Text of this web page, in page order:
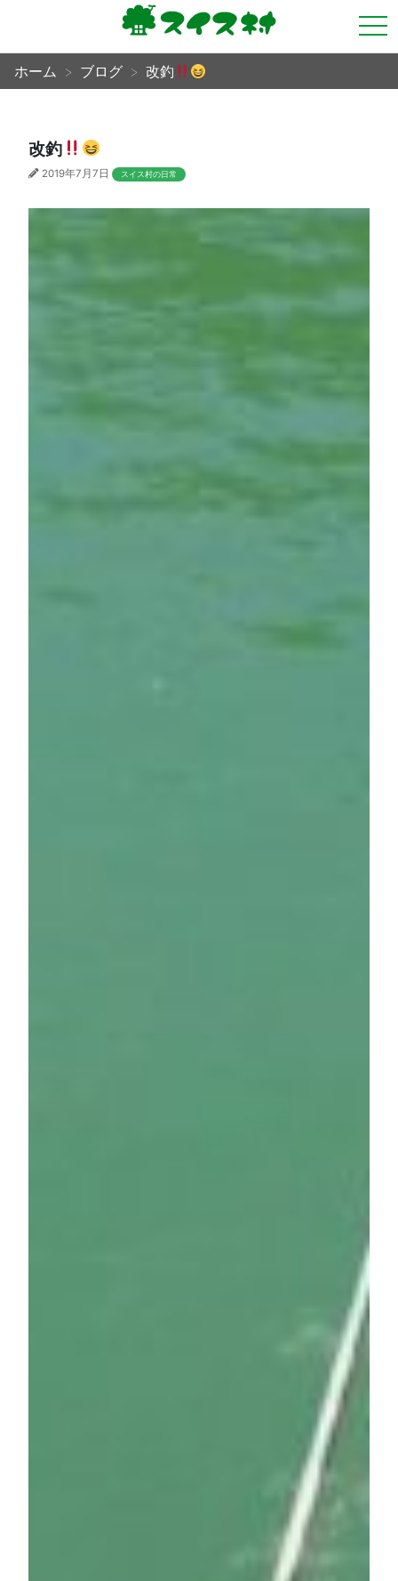
ホーム
ブログ 改釣
改釣
2019年7月7日 スイス村の日常